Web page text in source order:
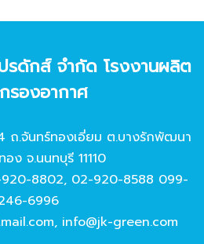
รดักส์ จํากัด โรงงานผลิต
รองอากาศ
ถ.จันทร์ทองเอี่ยม ต.บางรักพัฒนา
อง จ.นนทบุรี 11110
8802, 02-920-8588 099-
6996
, info@jk-green.com